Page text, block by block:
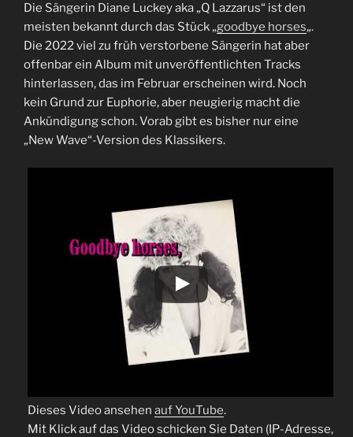
Die Sängerin Diane Luckey aka „Q Lazzarus“ ist den
meisten bekannt durch das Stück „goodbye horses„.
Die 2022 viel zu früh verstorbene Sängerin hat aber
offenbar ein Album mit unveröffentlichten Tracks
hinterlassen, das im Februar erscheinen wird. Noch
kein Grund zur Euphorie, aber neugierig macht die
Ankündigung schon. Vorab gibt es bisher nur eine
„New Wave“-Version des Klassikers.
Dieses Video ansehen auf YouTube.
Mit Klick auf das Video schicken Sie Daten (IP-Adresse,